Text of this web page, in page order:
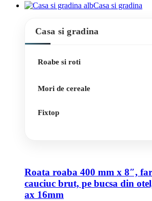
Casa si gradina
Casa si gradina
Roabe si roti
Mori de cereale
Fixtop
Roata roaba 400 mm x 8″,
cauciuc brut, pe bucsa din
ax 16mm